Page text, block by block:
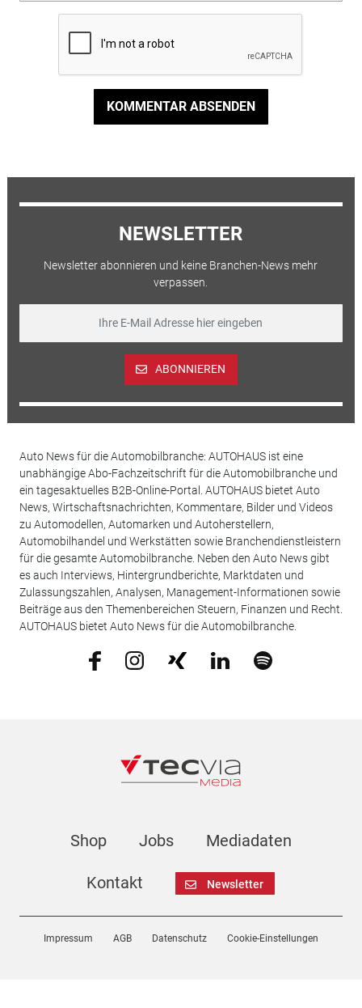
KOMMENTAR ABSENDEN
NEWSLETTER
Newsletter abonnieren und keine Branchen-News mehr
verpassen.
ABONNIEREN
Auto News für die Automobilbranche: AUTOHAUS ist eine
unabhängige Abo-Fachzeitschrift für die Automobilbranche und
ein tagesaktuelles B2B-Online-Portal. AUTOHAUS bietet Auto
News, Wirtschaftsnachrichten, Kommentare, Bilder und Videos
zu Automodellen, Automarken und Autoherstellern,
Automobilhandel und Werkstätten sowie Branchendienstleistern
für die gesamte Automobilbranche. Neben den Auto News gibt
es auch Interviews, Hintergrundberichte, Marktdaten und
Zulassungszahlen, Analysen, Management-Informationen sowie
Beiträge aus den Themenbereichen Steuern, Finanzen und Recht.
AUTOHAUS bietet Auto News für die Automobilbranche.
Shop Jobs Mediadaten
Kontakt Newsletter
Impressum AGB Datenschutz Cookie-Einstellungen